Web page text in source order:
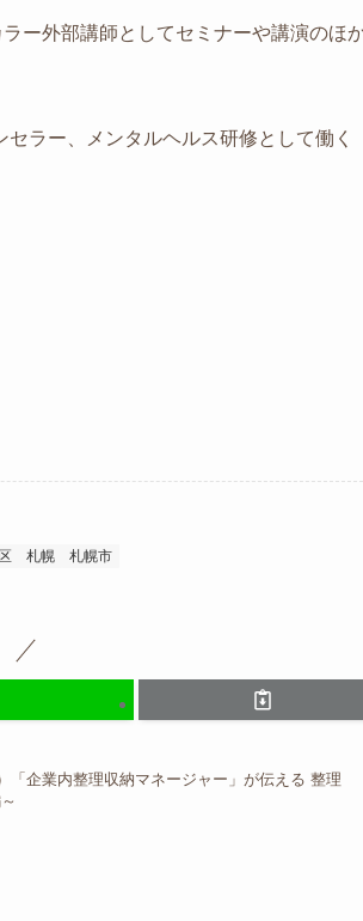
ー外部講師としてセミナーや講演のほ
ラー、メンタルヘルス研修として働く
札幌
札幌市
「企業内整理収納マネージャー」が伝える 整理